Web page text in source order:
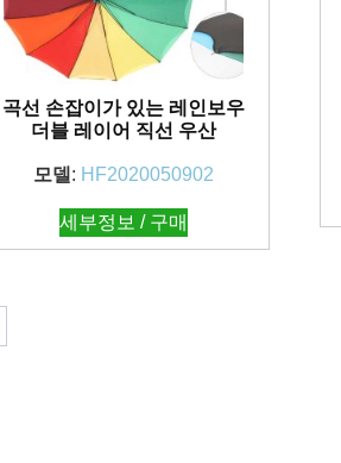
곡선 손잡이가 있는 레인보우
더블 레이어 직선 우산
모델 : HF2020050902
세부정보 / 구매